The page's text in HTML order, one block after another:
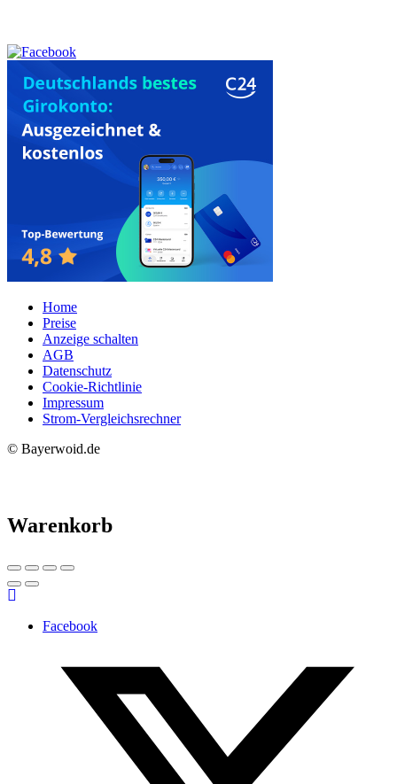
Home
Preise
Anzeige schalten
AGB
Datenschutz
Cookie-Richtlinie
Impressum
Strom-Vergleichsrechner
© Bayerwoid.de
Warenkorb
Facebook